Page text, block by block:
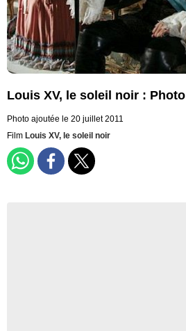
Louis XV, le soleil noir : Photo
Photo ajoutée le 20 juillet 2011
Film Louis XV, le soleil noir